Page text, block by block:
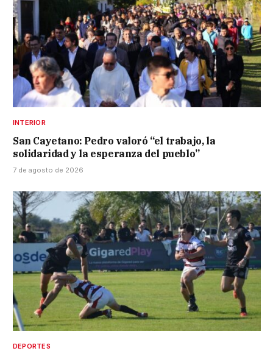
INTERIOR
San Cayetano: Pedro valoró “el trabajo, la
solidaridad y la esperanza del pueblo”
7 de agosto de 2026
DEPORTES